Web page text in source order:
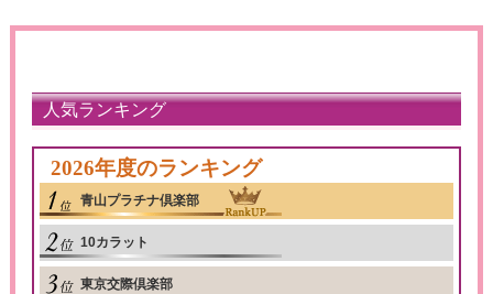
人気ランキング
2026年度のランキング
青山プラチナ倶楽部
10カラット
東京交際倶楽部